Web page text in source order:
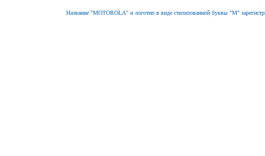
Название "MOTOROLA" и логотип в виде стилизованной буквы "M"